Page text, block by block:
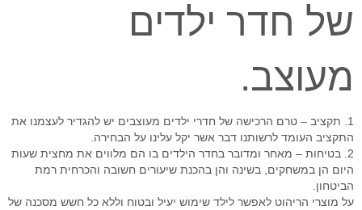
של חדר ילדים
מעוצב.
1. תקציב – טרם הרכישה של חדרי ילדים מעוצבים יש להגדיר לעצמנו את
התקציב העומד לרשותנו דבר אשר יקל עלינו על הבחירה.
2. בטיחות – מאחר ומדובר בחדר הילדים בו הם מלווים את מחצית שעות
היום הן במשחקים, בשינה והן בהכנת שיעורים חשובה והכרחית רמת
הביטחון.
על מוצרי הריהוט לאפשר לילד שימוש יעיל ובטוח וללא כל חשש מסכנה של